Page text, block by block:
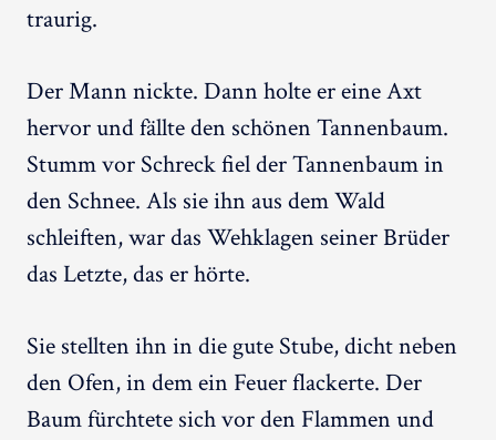
traurig.
Der Mann nickte. Dann holte er eine Axt
hervor und fällte den schönen Tannenbaum.
Stumm vor Schreck fiel der Tannenbaum in
den Schnee. Als sie ihn aus dem Wald
schleiften, war das Wehklagen seiner Brüder
das Letzte, das er hörte.
Sie stellten ihn in die gute Stube, dicht neben
den Ofen, in dem ein Feuer flackerte. Der
Baum fürchtete sich vor den Flammen und